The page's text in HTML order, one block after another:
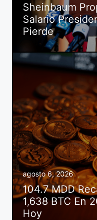
Sheinbaum
Salario
Pierde
agosto 6, 2026
104.7 MDD
1,638 BTC En
Hoy